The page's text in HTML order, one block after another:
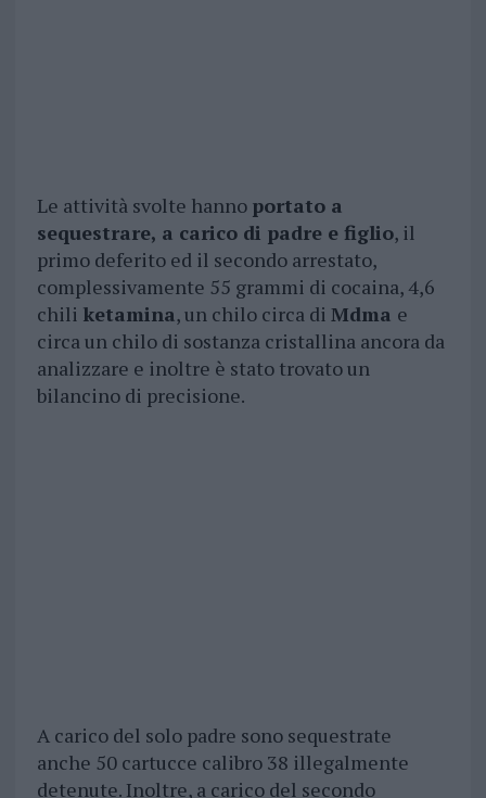
Le attività svolte hanno portato a
sequestrare, a carico di padre e figlio, il
primo deferito ed il secondo arrestato,
complessivamente 55 grammi di cocaina, 4,6
chili ketamina, un chilo circa di Mdma e
circa un chilo di sostanza cristallina ancora da
analizzare e inoltre è stato trovato un
bilancino di precisione.
A carico del solo padre sono sequestrate
anche 50 cartucce calibro 38 illegalmente
detenute. Inoltre, a carico del secondo